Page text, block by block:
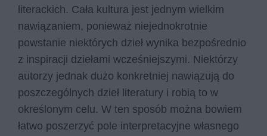
literackich. Cała kultura jest jednym wielkim
nawiązaniem, ponieważ niejednokrotnie
powstanie niektórych dzieł wynika bezpośrednio
z inspiracji dziełami wcześniejszymi. Niektórzy
autorzy jednak dużo konkretniej nawiązują do
poszczególnych dzieł literatury i robią to w
określonym celu. W ten sposób można bowiem
łatwo poszerzyć pole interpretacyjne własnego